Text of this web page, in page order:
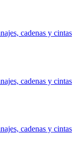
cadenas y cintas
cadenas y cintas
cadenas y cintas